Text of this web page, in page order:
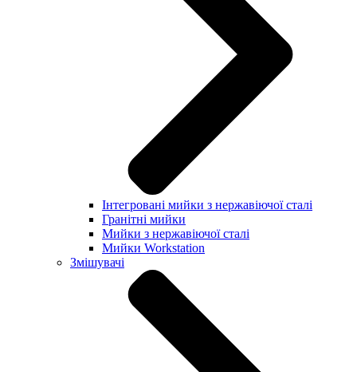
Інтегровані мийки з нержавіючої сталі
Гранітні мийки
Мийки з нержавіючої сталі
Мийки Workstation
Змішувачі